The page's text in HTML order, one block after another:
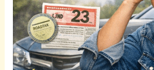
CX-
5
&
CX-